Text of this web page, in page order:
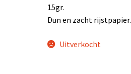
15gr.
Dun en zacht rijstpapier.
Uitverkocht